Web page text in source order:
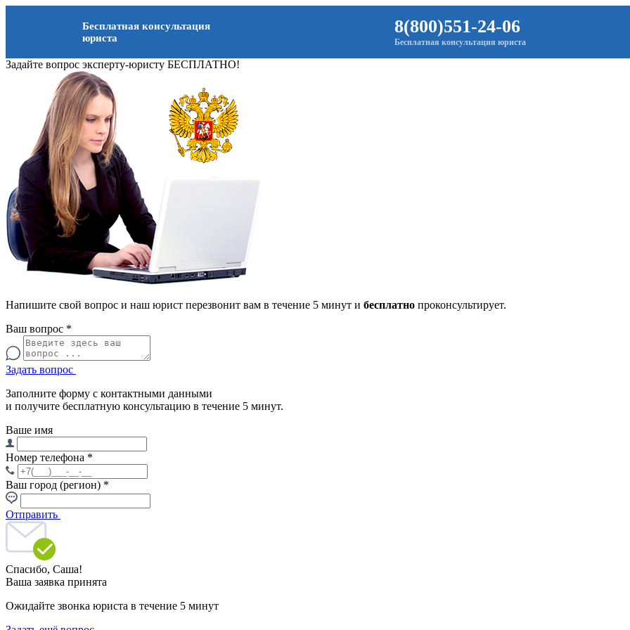
Бесплатная консультация
юриста
8(800)551-24-06
Бесплатная консультация юриста
Задайте вопрос эксперту-юристу БЕСПЛАТНО!
Напишите свой вопрос и наш юрист перезвонит вам в течение 5 минут и бесплатно проконсультирует.
Ваш вопрос *
Задать вопрос
Заполните форму с контактными данными
и получите бесплатную консультацию в течение 5 минут.
Ваше имя
Номер телефона *
Ваш город (регион) *
Отправить
Спасибо, Саша!
Ваша заявка принята
Ожидайте звонка юриста в течение 5 минут